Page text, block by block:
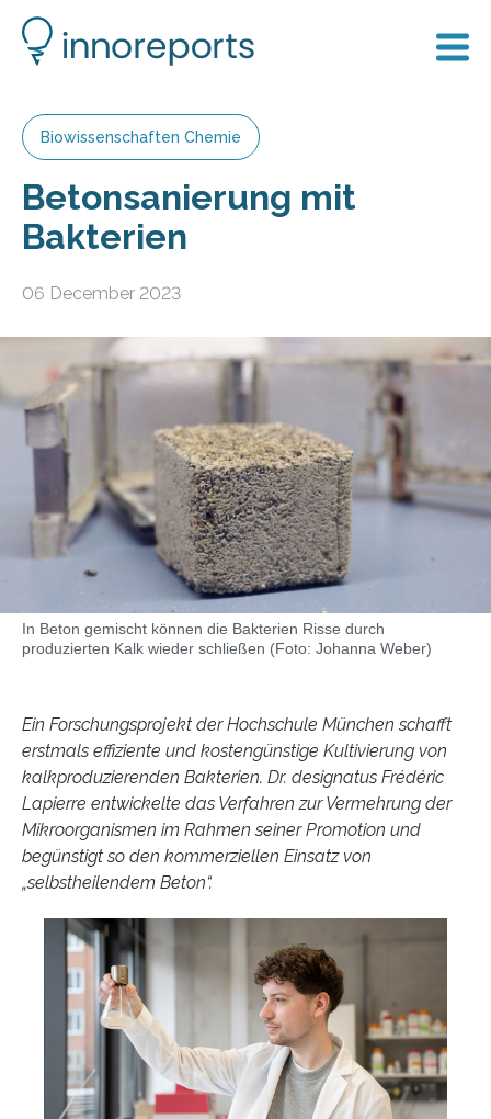
Biowissenschaften Chemie
Betonsanierung mit
Bakterien
06 December 2023
In Beton gemischt können die Bakterien Risse durch
produzierten Kalk wieder schließen (Foto: Johanna Weber)
Ein Forschungsprojekt der Hochschule München schafft
erstmals effiziente und kostengünstige Kultivierung von
kalkproduzierenden Bakterien. Dr. designatus Frédéric
Lapierre entwickelte das Verfahren zur Vermehrung der
Mikroorganismen im Rahmen seiner Promotion und
begünstigt so den kommerziellen Einsatz von
„selbstheilendem Beton“.